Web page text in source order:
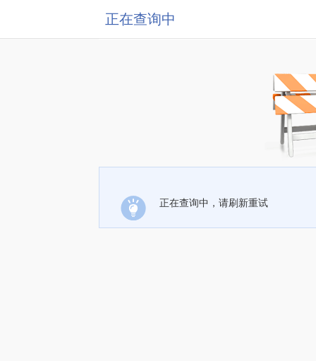
正在查询中
正在查询中，请刷新重试